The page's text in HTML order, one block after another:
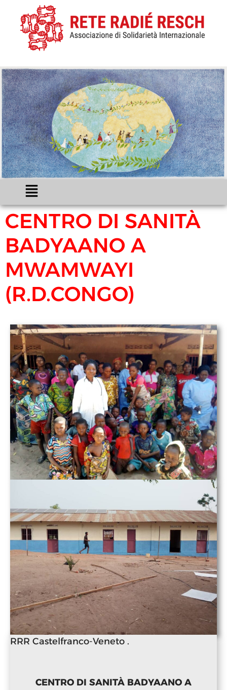
CENTRO DI SANITÀ
BADYAANO A
MWAMWAYI
(R.D.CONGO)
RRR Castelfranco-Veneto .
CENTRO DI SANITÀ BADYAANO A